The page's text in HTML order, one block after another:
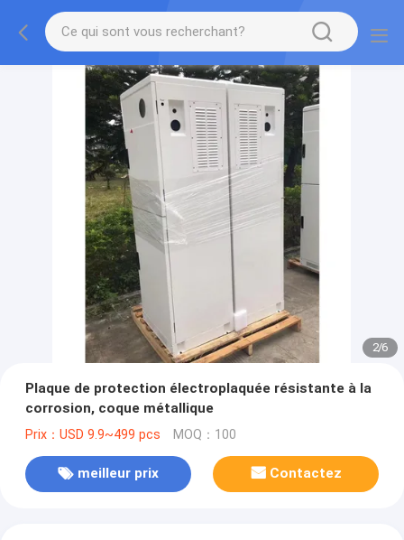
2/6
Plaque de protection électroplaquée résistante à la
corrosion, coque métallique
Prix：USD 9.9~499 pcs MOQ：100
meilleur prix Contactez